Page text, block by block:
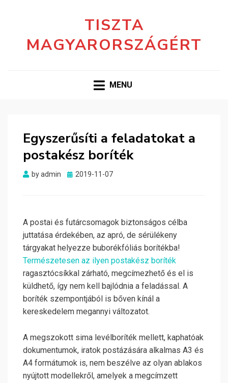
TISZTA
MAGYARORSZÁGÉRT
MENU
Egyszerűsíti a feladatokat a
postakész boríték
byadmin
Posted
2019-11-07
A postai és futárcsomagok biztonságos célba
juttatása érdekében, az apró, de sérülékeny
tárgyakat helyezze buborékfóliás borítékba!
Természetesen az ilyen postakész boríték
ragasztócsíkkal zárható, megcímezhető és el is
küldhető, így nem kell bajlódnia a feladással. A
boríték szempontjából is bőven kínál a
kereskedelem megannyi változatot.
A megszokott sima levélboríték mellett, kaphatóak
dokumentumok, iratok postázására alkalmas A3 és
A4 formátumok is, nem beszélve az olyan ablakos
nyújtott modellekről, amelyek a megcímzett